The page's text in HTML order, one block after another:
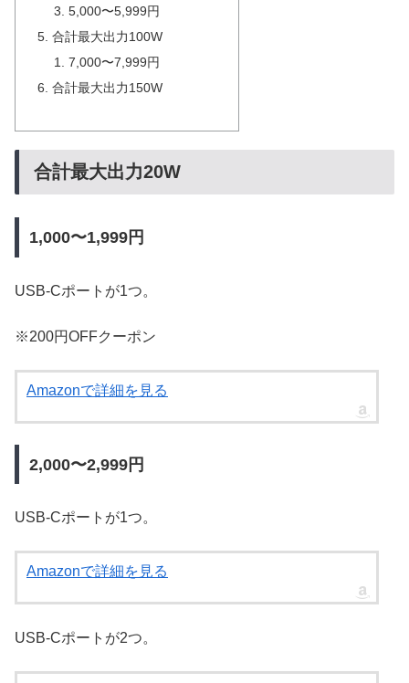
5,000〜5,999円
合計最大出力100W
7,000〜7,999円
合計最大出力150W
合計最大出力20W
1,000〜1,999円
USB-Cポートが1つ。
※200円OFFクーポン
Amazonで詳細を見る
2,000〜2,999円
USB-Cポートが1つ。
Amazonで詳細を見る
USB-Cポートが2つ。